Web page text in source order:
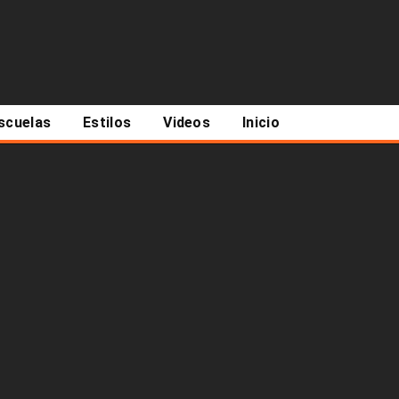
Estilos Videos Inicio